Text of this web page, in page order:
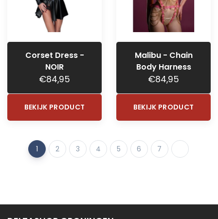
Corset Dress -
NOIR
€84,95
BEKIJK PRODUCT
Malibu - Chain
Body Harness
€84,95
BEKIJK PRODUCT
1 2 3 4 5 6 7